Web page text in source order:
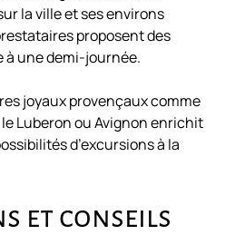
la ville et ses environs
proposent des
à une demi-journée.
joyaux provençaux comme
Luberon ou Avignon enrichit
d’excursions à la
et conseils